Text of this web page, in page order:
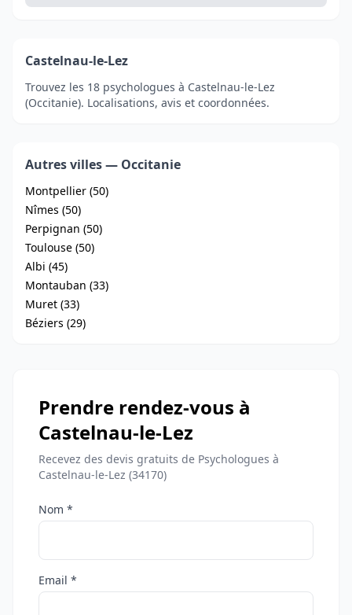
Castelnau-le-Lez
Trouvez les 18 psychologues à Castelnau-le-Lez
(Occitanie). Localisations, avis et coordonnées.
Autres villes — Occitanie
Montpellier (50)
Nîmes (50)
Perpignan (50)
Toulouse (50)
Albi (45)
Montauban (33)
Muret (33)
Béziers (29)
Prendre rendez-vous à
Castelnau-le-Lez
Recevez des devis gratuits de Psychologues à
Castelnau-le-Lez (34170)
Nom *
Email *